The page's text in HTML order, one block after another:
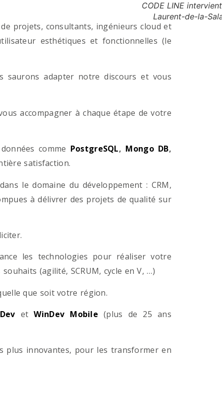
projets, consultants, ingénieurs cloud et
esthétiques et fonctionnelles (le
saurons adapter notre discours et vous
accompagner à chaque étape de votre
comme PostgreSQL, Mongo DB,
satisfaction.
le domaine du développement : CRM,
à délivrer des projets de qualité sur
les technologies pour réaliser votre
(agilité, SCRUM, cycle en V, …)
que soit votre région.
et WinDev Mobile (plus de 25 ans
plus innovantes, pour les transformer en
CODE LINE
Laurent-de-la-